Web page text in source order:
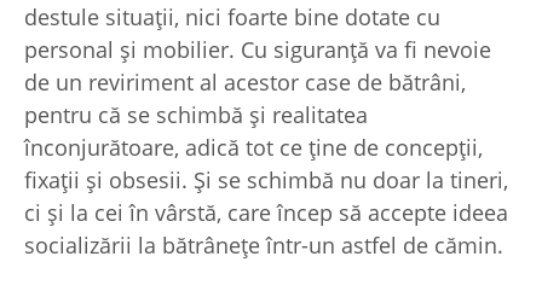
destule situaţii, nici foarte bine dotate cu
personal şi mobilier. Cu siguranţă va fi nevoie
de un reviriment al acestor case de bătrâni,
pentru că se schimbă şi realitatea
înconjurătoare, adică tot ce ţine de concepţii,
fixaţii şi obsesii. Şi se schimbă nu doar la tineri,
ci şi la cei în vârstă, care încep să accepte ideea
socializării la bătrâneţe într-un astfel de cămin.